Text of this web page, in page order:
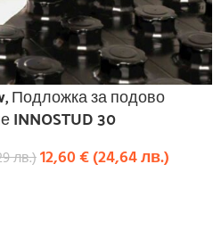
Подложка за подово
INNOSTUD 30
лв.)12,60€(24,64лв.)